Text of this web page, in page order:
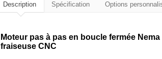
Description Spécification Options
Moteur pas à pas en boucle fermée
fraiseuse CNC